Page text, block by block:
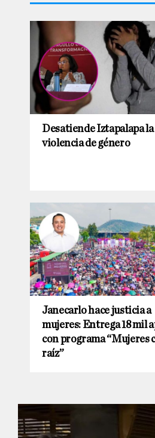
Desatiende Iztapalapa la
violencia de género
Janecarlo hace justicia a
mujeres: Entrega 18 mil
con programa “Mujeres
raíz”